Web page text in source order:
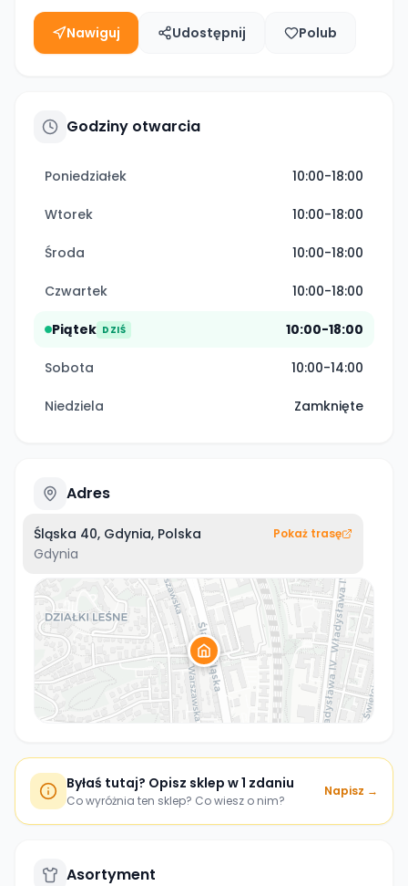
Nawiguj Udostępnij Polub
Godziny otwarcia
Poniedziałek 10:00-18:00
Wtorek 10:00-18:00
Środa 10:00-18:00
Czwartek 10:00-18:00
Piątek DZIŚ 10:00-18:00
Sobota 10:00-14:00
Niedziela Zamknięte
Adres
Śląska 40, Gdynia, Polska
Gdynia
Pokaż trasę
Byłaś tutaj? Opisz sklep w 1 zdaniu
Co wyróżnia ten sklep? Co wiesz o nim?
Napisz →
Asortyment